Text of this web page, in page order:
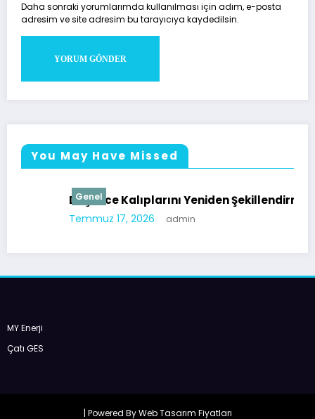
Daha sonraki yorumlarımda kullanılması için adım, e-posta
adresim ve site adresim bu tarayıcıya kaydedilsin.
You May Have Missed
Düşünce Kalıplarını Yeniden Şekillendirmek
Temmuz 17, 2026 admin
MY Enerji
Çatı GES
| Powered ByWeb Tasarım Fiyatları